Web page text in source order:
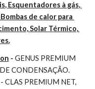
Esquentadores à gás,
de calor para
Solar Térmico,
- GENUS PREMIUM
CONDENSAÇÃO.
CLAS PREMIUM NET,